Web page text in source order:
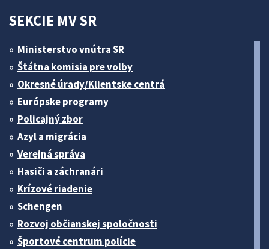
SEKCIE MV SR
Ministerstvo vnútra SR
Štátna komisia pre volby
Okresné úrady/Klientske centrá
Európske programy
Policajný zbor
Azyl a migrácia
Verejná správa
Hasiči a záchranári
Krízové riadenie
Schengen
Rozvoj občianskej spoločnosti
Športové centrum polície